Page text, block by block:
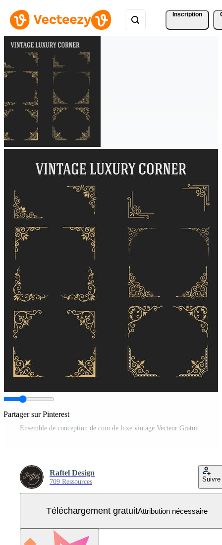
Inscription
Partager sur Pinterest
Ensemble de conception de coin de luxe vintage Vecteur Gratuit
Raftel Design
709 Ressources Suivre
Téléchargement gratuitAttribution nécessaire